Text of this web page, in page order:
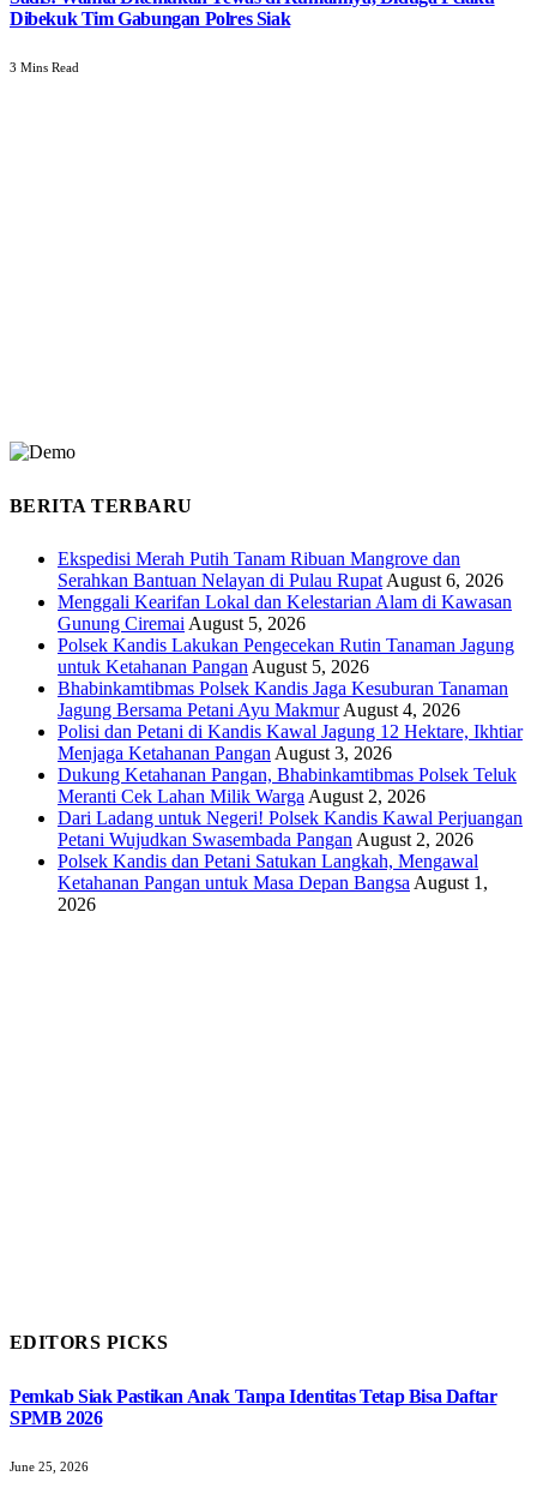
Dibekuk Tim Gabungan Polres Siak
3 Mins Read
BERITA TERBARU
Ekspedisi Merah Putih Tanam Ribuan Mangrove dan
Serahkan Bantuan Nelayan di Pulau Rupat August 6, 2026
Menggali Kearifan Lokal dan Kelestarian Alam di Kawasan
Gunung Ciremai August 5, 2026
Polsek Kandis Lakukan Pengecekan Rutin Tanaman Jagung
untuk Ketahanan Pangan August 5, 2026
Bhabinkamtibmas Polsek Kandis Jaga Kesuburan Tanaman
Jagung Bersama Petani Ayu Makmur August 4, 2026
Polisi dan Petani di Kandis Kawal Jagung 12 Hektare, Ikhtiar
Menjaga Ketahanan Pangan August 3, 2026
Dukung Ketahanan Pangan, Bhabinkamtibmas Polsek Teluk
Meranti Cek Lahan Milik Warga August 2, 2026
Dari Ladang untuk Negeri! Polsek Kandis Kawal Perjuangan
Petani Wujudkan Swasembada Pangan August 2, 2026
Polsek Kandis dan Petani Satukan Langkah, Mengawal
Ketahanan Pangan untuk Masa Depan Bangsa August 1,
2026
EDITORS PICKS
Pemkab Siak Pastikan Anak Tanpa Identitas Tetap Bisa Daftar
SPMB 2026
June 25, 2026